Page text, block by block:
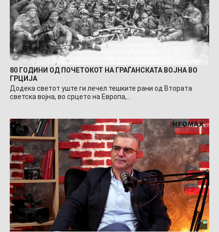
80 ГОДИНИ ОД ПОЧЕТОКОТ НА ГРАЃАНСКАТА ВОЈНА ВО
ГРЦИЈА
Додека светот уште ги лечел тешките рани од Втората
светска војна, во срцето на Европа,…